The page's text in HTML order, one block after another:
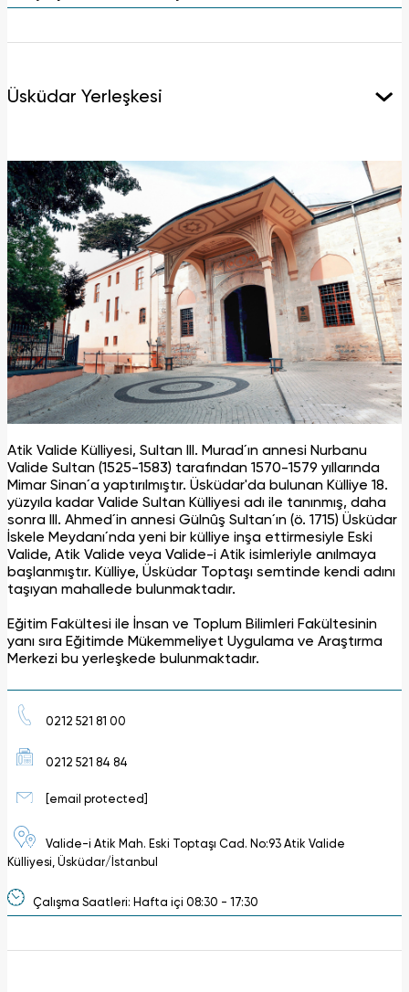
Üsküdar Yerleşkesi
Atik Valide Külliyesi, Sultan III. Murad´ın annesi Nurbanu
Valide Sultan (1525-1583) tarafından 1570-1579 yıllarında
Mimar Sinan´a yaptırılmıştır. Üsküdar'da bulunan Külliye 18.
yüzyıla kadar Valide Sultan Külliyesi adı ile tanınmış, daha
sonra III. Ahmed´in annesi Gülnûş Sultan´ın (ö. 1715) Üsküdar
İskele Meydanı´nda yeni bir külliye inşa ettirmesiyle Eski
Valide, Atik Valide veya Valide-i Atik isimleriyle anılmaya
başlanmıştır. Külliye, Üsküdar Toptaşı semtinde kendi adını
taşıyan mahallede bulunmaktadır.
Eğitim Fakültesi ile İnsan ve Toplum Bilimleri Fakültesinin
yanı sıra Eğitimde Mükemmeliyet Uygulama ve Araştırma
Merkezi bu yerleşkede bulunmaktadır.
0212 521 81 00
0212 521 84 84
[email protected]
Valide-i Atik Mah. Eski Toptaşı Cad. No:93 Atik Valide
Külliyesi, Üsküdar/İstanbul
Çalışma Saatleri: Hafta içi 08:30 - 17:30